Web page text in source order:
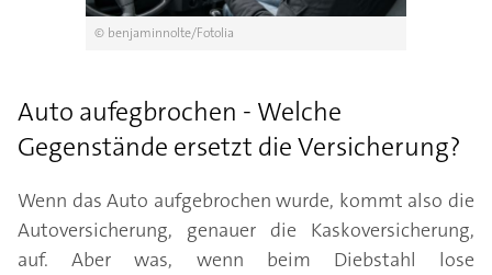
© benjaminnolte/Fotolia
Auto aufegbrochen - Welche
Gegenstände ersetzt die Versicherung?
Wenn das Auto aufgebrochen wurde, kommt also die
Autoversicherung, genauer die Kaskoversicherung,
auf. Aber was, wenn beim Diebstahl lose